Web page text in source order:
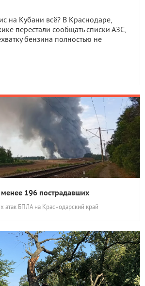
на Кубани всё? В Краснодаре,
перестали сообщать списки АЗС,
бензина полностью не
196 пострадавших
атак БПЛА на Краснодарский край